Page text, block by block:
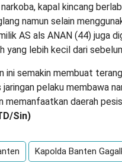
kapal kincang
namun selain
AS als ANAN (44) juga
yang lebih kecil dari
ini semakin membuat
pelaku membawa
memanfaatkan daerah
Sin)
Kapolda Banten